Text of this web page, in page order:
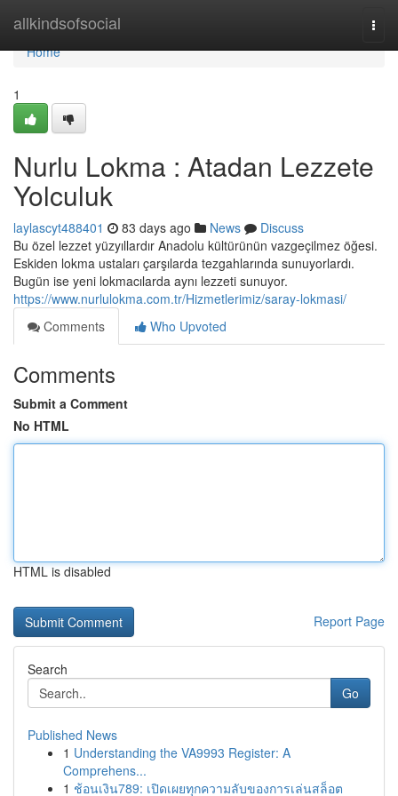
allkindsofsocial
Home
Home
1
Nurlu Lokma : Atadan Lezzete
Yolculuk
laylascyt488401 83 days ago News
Discuss
Bu özel lezzet yüzyıllardır Anadolu kültürünün vazgeçilmez öğesi.
Eskiden lokma ustaları çarşılarda tezgahlarında sunuyorlardı.
Bugün ise yeni lokmacılarda aynı lezzeti sunuyor.
https://www.nurlulokma.com.tr/Hizmetlerimiz/saray-lokmasi/
Comments
Who Upvoted
Comments
Submit a Comment
No HTML
HTML is disabled
Report Page
Search
Go
Published News
1 Understanding the VA9993 Register: A
Comprehens...
1 ช้อนเงิน789: เปิดเผยทุกความลับของการเล่นสล็อต